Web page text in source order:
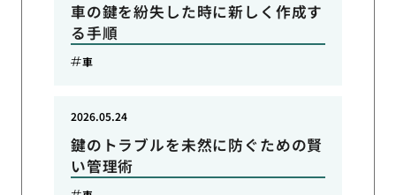
車の鍵を紛失した時に新しく作成す
る手順
車
鍵のトラブルを未然に防ぐための賢
い管理術
2026.05.24